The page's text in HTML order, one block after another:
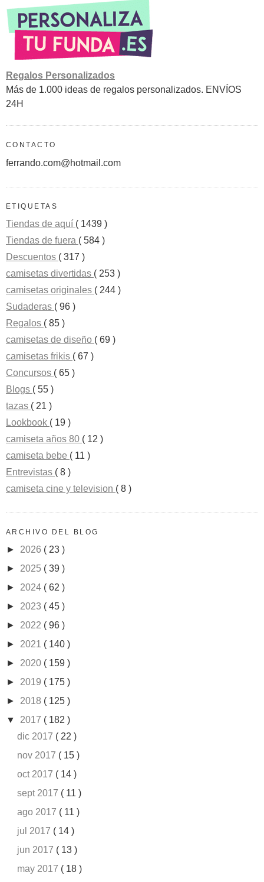
Regalos Personalizados
Más de 1.000 ideas de regalos personalizados. ENVÍOS
24H
CONTACTO
ferrando.com@hotmail.com
ETIQUETAS
Tiendas de aquí ( 1439 )
Tiendas de fuera ( 584 )
Descuentos ( 317 )
camisetas divertidas ( 253 )
camisetas originales ( 244 )
Sudaderas ( 96 )
Regalos ( 85 )
camisetas de diseño ( 69 )
camisetas frikis ( 67 )
Concursos ( 65 )
Blogs ( 55 )
tazas ( 21 )
Lookbook ( 19 )
camiseta años 80 ( 12 )
camiseta bebe ( 11 )
Entrevistas ( 8 )
camiseta cine y television ( 8 )
ARCHIVO DEL BLOG
► 2026 ( 23 )
► 2025 ( 39 )
► 2024 ( 62 )
► 2023 ( 45 )
► 2022 ( 96 )
► 2021 ( 140 )
► 2020 ( 159 )
► 2019 ( 175 )
► 2018 ( 125 )
▼ 2017 ( 182 )
dic 2017 ( 22 )
nov 2017 ( 15 )
oct 2017 ( 14 )
sept 2017 ( 11 )
ago 2017 ( 11 )
jul 2017 ( 14 )
jun 2017 ( 13 )
may 2017 ( 18 )